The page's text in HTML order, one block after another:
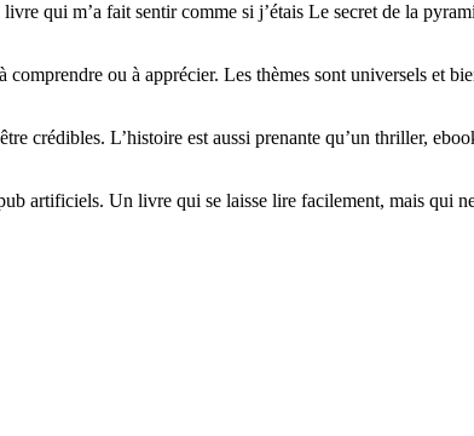
qui m’a fait sentir comme si j’étais Le secret de la
ou à apprécier. Les thèmes sont universels et
crédibles. L’histoire est aussi prenante qu’un thriller,
artificiels. Un livre qui se laisse lire facilement, mais qui